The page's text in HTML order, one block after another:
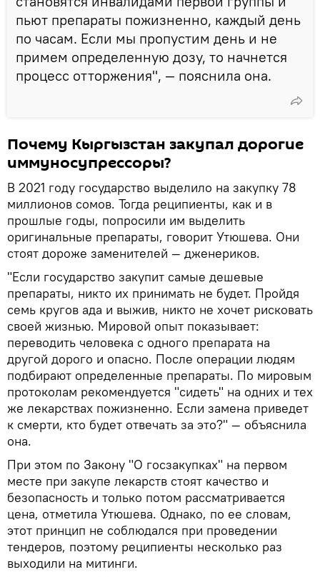
пьют препараты пожизненно, каждый день
по часам. Если мы пропустим день и не
примем определенную дозу, то начнется
процесс отторжения", — пояснила она.
Почему Кыргызстан закупал дорогие
иммуносупрессоры?
В 2021 году государство выделило на закупку 78
миллионов сомов. Тогда реципиенты, как и в
прошлые годы, попросили им выделить
оригинальные препараты, говорит Утюшева. Они
стоят дороже заменителей — дженериков.
"Если государство закупит самые дешевые
препараты, никто их принимать не будет. Пройдя
семь кругов ада и выжив, никто не хочет рисковать
своей жизнью. Мировой опыт показывает:
переводить человека с одного препарата на
другой дорого и опасно. После операции людям
подбирают определенные препараты. По мировым
протоколам рекомендуется "сидеть" на одних и тех
же лекарствах пожизненно. Если замена приведет
к смерти, кто будет отвечать за это?" — объяснила
она.
При этом по Закону "О госзакупках" на первом
месте при закупе лекарств стоят качество и
безопасность и только потом рассматривается
цена, отметила Утюшева. Однако, по ее словам,
этот принцип не соблюдался при проведении
тендеров, поэтому реципиенты несколько раз
выходили на митинги.